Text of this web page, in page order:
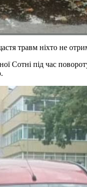
травм ніхто не
Сотні під час